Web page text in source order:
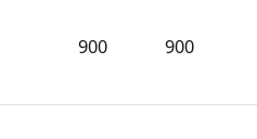
900 900